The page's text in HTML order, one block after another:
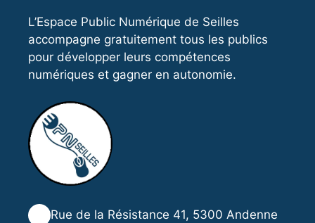
L’Espace Public Numérique de Seilles
accompagne gratuitement tous les publics
pour développer leurs compétences
numériques et gagner en autonomie.
Rue de la Résistance 41, 5300 Andenne